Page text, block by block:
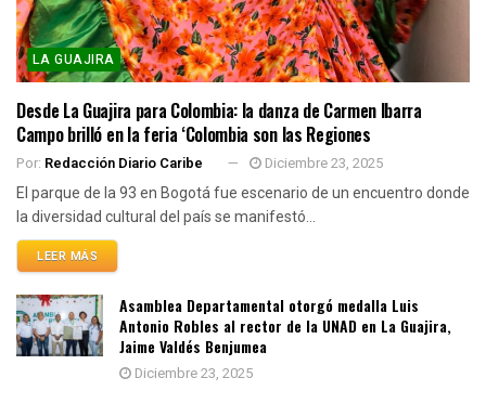
LA GUAJIRA
Desde La Guajira para Colombia: la danza de Carmen Ibarra
Campo brilló en la feria ‘Colombia son las Regiones
Por: Redacción Diario Caribe Diciembre 23, 2025
El parque de la 93 en Bogotá fue escenario de un encuentro donde
la diversidad cultural del país se manifestó...
LEER MÁS
Asamblea Departamental otorgó medalla Luis
Antonio Robles al rector de la UNAD en La Guajira,
Jaime Valdés Benjumea
Diciembre 23, 2025